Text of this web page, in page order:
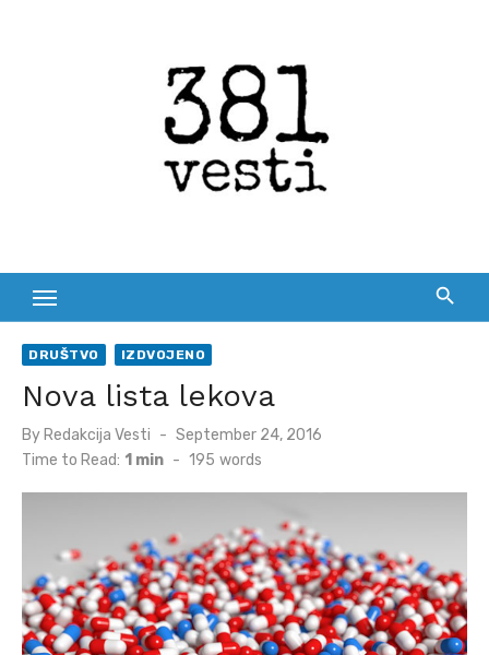
DRUŠTVO IZDVOJENO
Nova lista lekova
By Redakcija Vesti
Posted
on
September 24, 2016
Time to Read: 1 min - 195 words